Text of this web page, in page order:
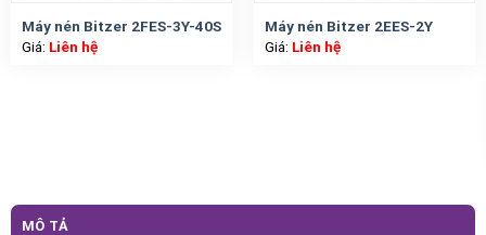
Máy nén Bitzer 2FES-3Y-40S
Giá: Liên hệ
Máy nén Bitzer 2EES-2Y
Giá: Liên hệ
MÔ TẢ